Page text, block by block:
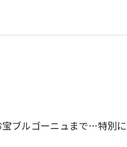
ブルゴーニュまで…特別